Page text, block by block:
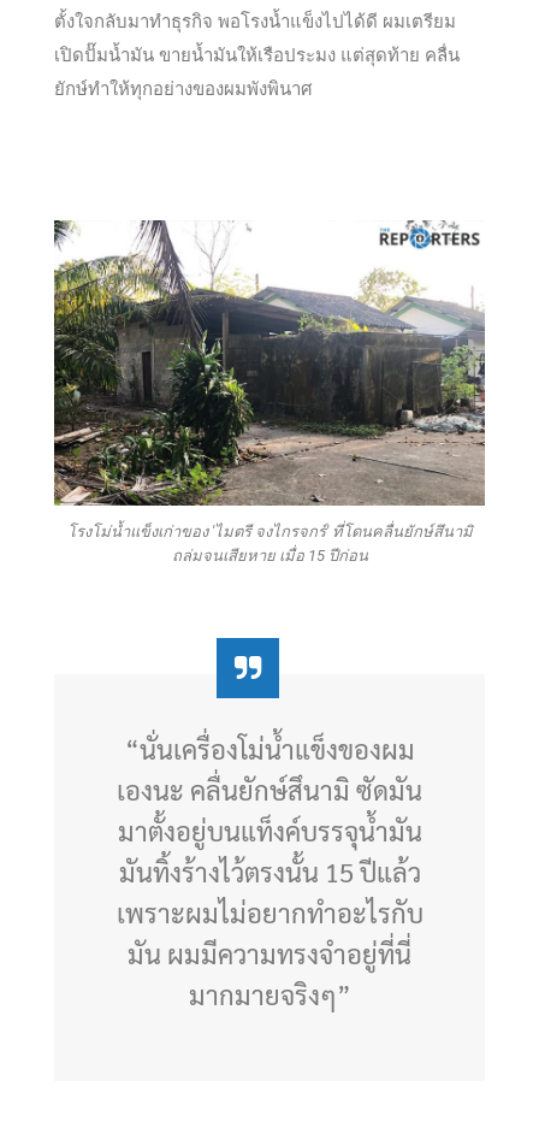
ตั้งใจกลับมาทำธุรกิจ พอโรงน้ำแข็งไปได้ดี ผมเตรียม
เปิดปั๊มน้ำมัน ขายน้ำมันให้เรือประมง แต่สุดท้าย คลื่น
ยักษ์ทำให้ทุกอย่างของผมพังพินาศ
โรงโม่น้ำแข็งเก่าของ 'ไมตรี จงไกรจกร์' ที่โดนคลื่นยักษ์สึนามิ
ถล่มจนเสียหาย เมื่อ 15 ปีก่อน
“นั่นเครื่องโม่น้ำแข็งของผม
เองนะ คลื่นยักษ์สึนามิ ซัดมัน
มาตั้งอยู่บนแท็งค์บรรจุน้ำมัน
มันทิ้งร้างไว้ตรงนั้น 15 ปีแล้ว
เพราะผมไม่อยากทำอะไรกับ
มัน ผมมีความทรงจำอยู่ที่นี่
มากมายจริงๆ”